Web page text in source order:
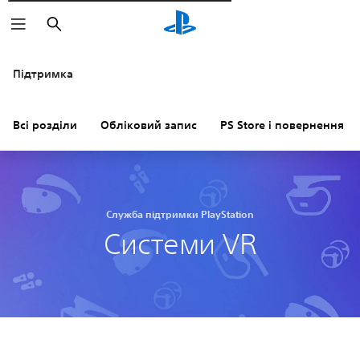
Пошук
Підтримка
Всі розділи Обліковий запис PS Store і повернення
Служба підтримки PlayStation
Системи VR